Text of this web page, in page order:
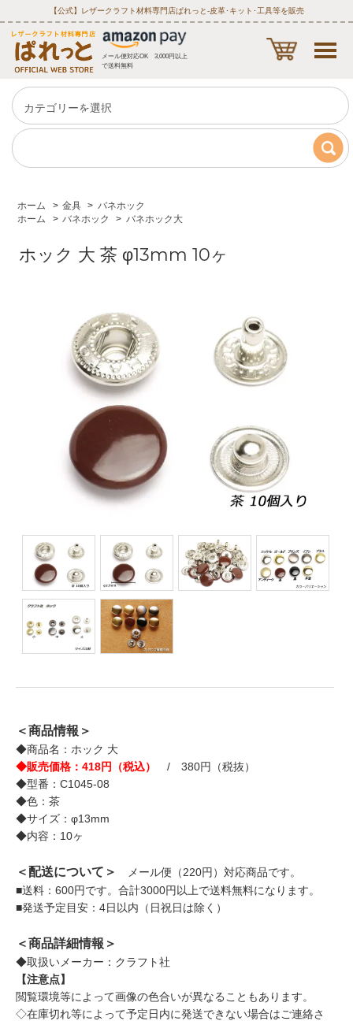
【公式】レザークラフト材料専門店ぱれっと‐皮革･キット･工具等を販売
メール便対応OK 3,000円以上
で送料無料
ホーム > 金具 > バネホック
ホーム
> バネホック > バネホック大
ホック 大 茶 φ13mm 10ヶ
＜商品情報＞
◆商品名：ホック 大
◆販売価格：418円（税込）
/ 380円（税抜）
◆型番：C1045-08
◆色：茶
◆サイズ：φ13mm
◆内容：10ヶ
＜配送について＞
メール便（220円）対応商品です。
■送料：600円です。合計3000円以上で送料無料になります。
■発送予定目安：4日以内（日祝日は除く）
＜商品詳細情報＞
◆取扱いメーカー：クラフト社
【注意点】
閲覧環境等によって画像の色合いが異なることもあります。
◇在庫切れ等によって予定日内に発送できない場合はご連絡さ